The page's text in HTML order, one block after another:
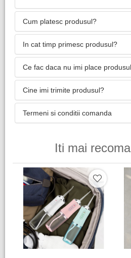
Cum platesc produsul?
In cat timp primesc produsul?
Ce fac daca nu imi place
Cine imi trimite produsul?
Termeni si conditii comanda
Iti mai